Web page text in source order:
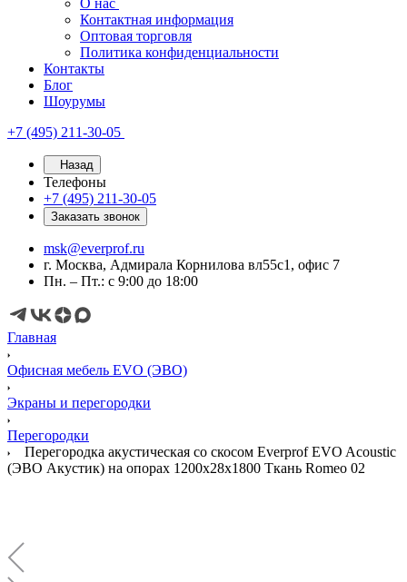
О нас
Контактная информация
Оптовая торговля
Политика конфиденциальности
Контакты
Блог
Шоурумы
+7 (495) 211-30-05
Назад
Телефоны
+7 (495) 211-30-05
Заказать звонок
msk@everprof.ru
г. Москва, Адмирала Корнилова вл55с1, офис 7
Пн. – Пт.: с 9:00 до 18:00
Главная
Офисная мебель EVO (ЭВО)
Экраны и перегородки
Перегородки
Перегородка акустическая со скосом Everprof EVO Acoustic
(ЭВО Акустик) на опорах 1200х28х1800 Ткань Romeo 02